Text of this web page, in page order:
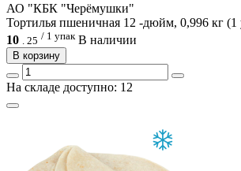
АО "КБК "Черёмушки"
Тортилья пшеничная 12 -дюйм, 0,996 кг
10
25 / 1 упак В наличии
В корзину
На складе доступно: 12